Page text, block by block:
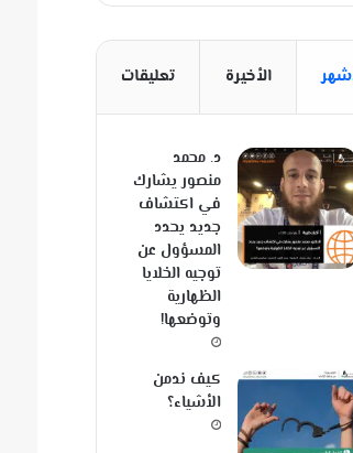
الأخيرة تعليقات
د. محمد
منصور يشارك
في اكتشاف
جديد يحدد
المسؤول عن
توجيه الخلايا
الظهارية
وتوضعها!
كيف ندمن
الأشياء؟